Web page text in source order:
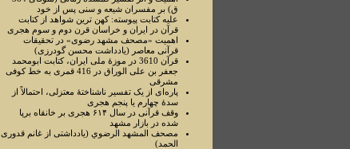
ق) بر مفسران شیعه و سنی پس از خود
علیه کتابت پیوسته: کهن ترین شواهد از کتابت
قرآن در ایران و خراسان قرن دوم و سوم هجری
اهمیت «مصحف مشهد رضوی» در تحقیقات
قرآنی معاصر (یادداشت محسن گودرزی)
قرآن 3610 در موزۀ ملی ایران، کتابت ابومحمد
جعفر بن علی الوراق در 416 قمری به خط کوفی
مشرقی
پاره‌ای از یک تفسیر ناشناختۀ معتزلی، احتمالاً از
سدۀ چهارم یا پنجم هجری
وقف قرآنی در سال ۶۱۴ هجری بر خانقاه برپا
شده در بازار مشهد
مصحف المشهد الرضوي (یادداشتی از غانم قدوری
الحمد)